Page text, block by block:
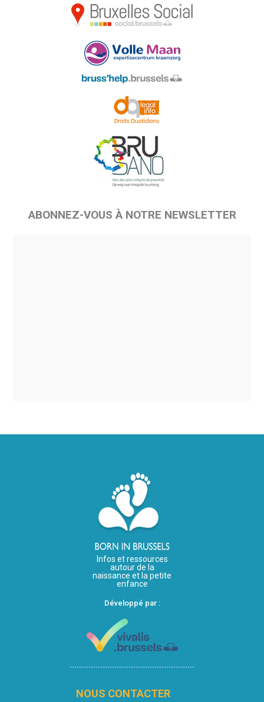
ABONNEZ-VOUS À NOTRE NEWSLETTER
Infos et ressources
autour de la
naissance et la petite
enfance
Développé par :
NOUS CONTACTER